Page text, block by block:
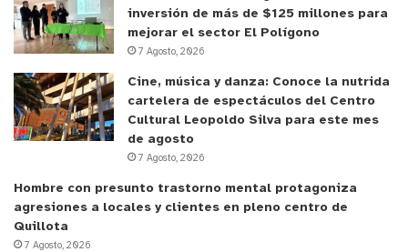
inversión de más de $125 millones para
mejorar el sector El Polígono
7 Agosto, 2026
Cine, música y danza: Conoce la nutrida
cartelera de espectáculos del Centro
Cultural Leopoldo Silva para este mes
de agosto
7 Agosto, 2026
Hombre con presunto trastorno mental protagoniza
agresiones a locales y clientes en pleno centro de
Quillota
7 Agosto, 2026